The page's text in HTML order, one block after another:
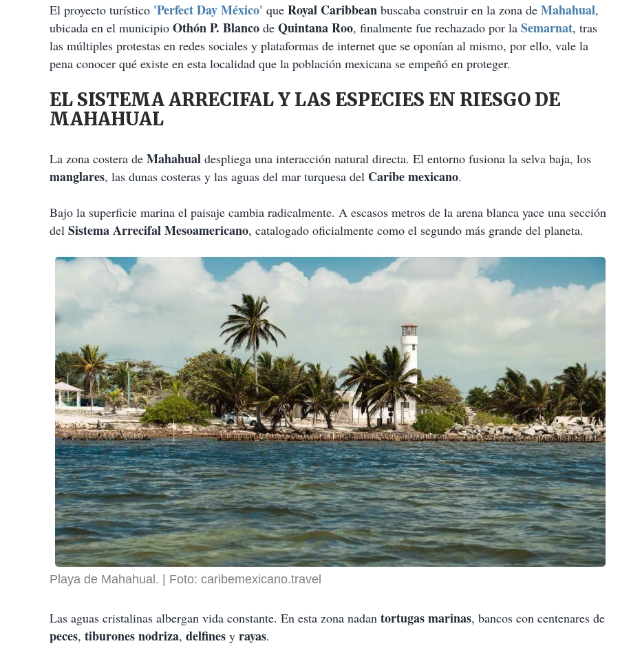
El proyecto turístico 'Perfect Day México' que Royal Caribbean buscaba construir en la zona de Mahahual,
ubicada en el municipio Othón P. Blanco de Quintana Roo, finalmente fue rechazado por la Semarnat, tras
las múltiples protestas en redes sociales y plataformas de internet que se oponían al mismo, por ello, vale la
pena conocer qué existe en esta localidad que la población mexicana se empeñó en proteger.
EL SISTEMA ARRECIFAL Y LAS ESPECIES EN RIESGO DE
MAHAHUAL
La zona costera de Mahahual despliega una interacción natural directa. El entorno fusiona la selva baja, los
manglares, las dunas costeras y las aguas del mar turquesa del Caribe mexicano.
Bajo la superficie marina el paisaje cambia radicalmente. A escasos metros de la arena blanca yace una sección
del Sistema Arrecifal Mesoamericano, catalogado oficialmente como el segundo más grande del planeta.
Playa de Mahahual. Foto: caribemexicano.travel
Las aguas cristalinas albergan vida constante. En esta zona nadan tortugas marinas, bancos con centenares de
peces, tiburones nodriza, delfines y rayas.